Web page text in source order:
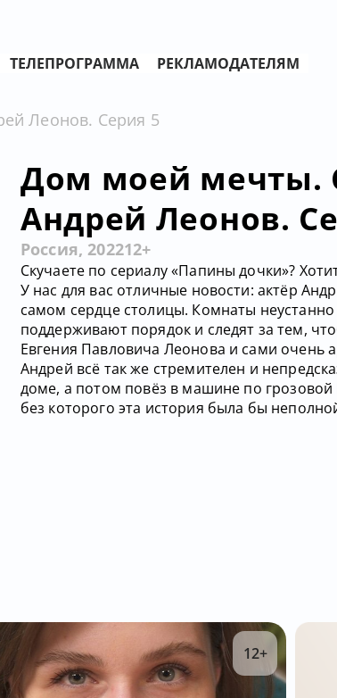
ТЕЛЕПРОГРАММА РЕКЛАМОДАТЕЛЯМ
Леонов. Серия 5
Дом моей мечты.
Андрей Леонов.
Россия, 202212+
Скучаете по сериалу «Папины дочки»?
У нас для вас отличные новости: актёр
самом сердце столицы. Комнаты
поддерживают порядок и следят за тем,
Евгения Павловича Леонова и сами очень
Андрей всё так же стремителен и
доме, а потом повёз в машине по
без которого эта история была бы
12+